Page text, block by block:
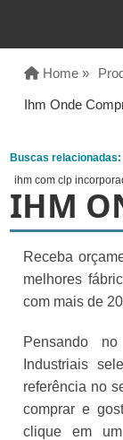
Home »
Ihm Onde
Buscas relacionadas:
ihm com clp
IHM
Receba
melhores
com mais de
Pensando
Industriais
referência no
comprar e
clique em